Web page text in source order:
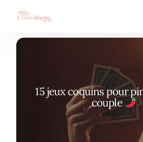
15 jeux coquins pour
couple
HOT